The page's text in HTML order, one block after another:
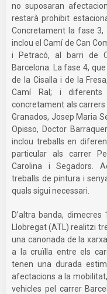
no suposaran
restarà prohibit
Concretament la fase 3,
inclou el Camí de Can
i Petracó, al barri de
Barcelona. La fase 4,
de la Cisalla i de la
Camí Ral; i
concretament als carrers
Granados, Josep Maria
Opisso, Doctor
inclou treballs en
particular als carrer
Carolina i Segadors.
treballs de pintura i
quals sigui necessari.
D’altra banda,
Llobregat (ATL) realitzi
una canonada de la
a la cruïlla entre els
tenen una durada
afectacions a la
vehicles pel carrer